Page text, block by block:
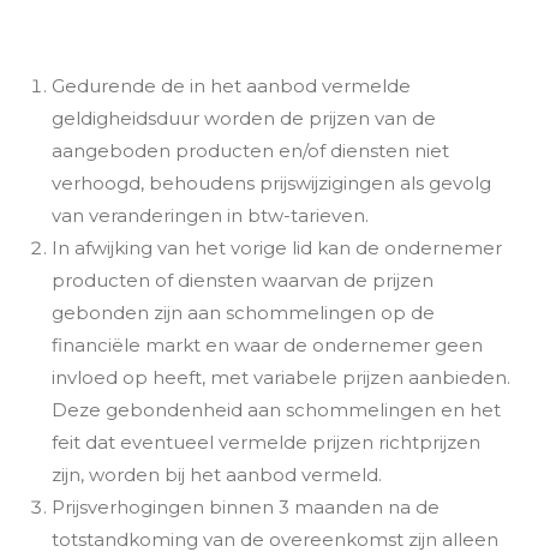
Gedurende de in het aanbod vermelde
geldigheidsduur worden de prijzen van de
aangeboden producten en/of diensten niet
verhoogd, behoudens prijswijzigingen als gevolg
van veranderingen in btw-tarieven.
In afwijking van het vorige lid kan de ondernemer
producten of diensten waarvan de prijzen
gebonden zijn aan schommelingen op de
financiële markt en waar de ondernemer geen
invloed op heeft, met variabele prijzen aanbieden.
Deze gebondenheid aan schommelingen en het
feit dat eventueel vermelde prijzen richtprijzen
zijn, worden bij het aanbod vermeld.
Prijsverhogingen binnen 3 maanden na de
totstandkoming van de overeenkomst zijn alleen